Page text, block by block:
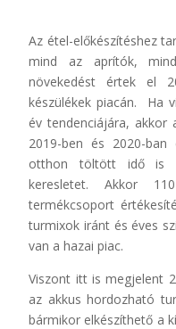
Az étel-előkészítéshez
mind az aprítók,
növekedést értek el
készülékek piacán. Ha
év tendenciájára, akkor
2019-ben és 2020-
otthon töltött idő is
keresletet. Akkor
termékcsoport
turmixok iránt és éves
van a hazai piac.
Viszont itt is megjelent
az akkus hordozható
bármikor elkészíthető a